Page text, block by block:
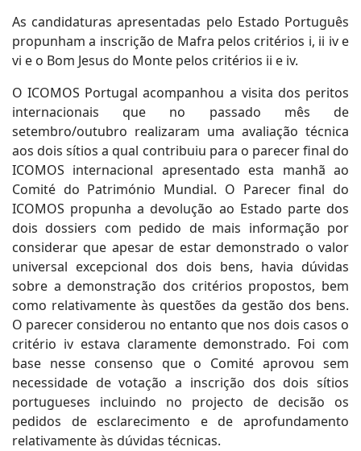
As candidaturas apresentadas pelo Estado Português
propunham a inscrição de Mafra pelos critérios i, ii iv e
vi e o Bom Jesus do Monte pelos critérios ii e iv.
O ICOMOS Portugal acompanhou a visita dos peritos
internacionais que no passado mês de
setembro/outubro realizaram uma avaliação técnica
aos dois sítios a qual contribuiu para o parecer final do
ICOMOS internacional apresentado esta manhã ao
Comité do Património Mundial. O Parecer final do
ICOMOS propunha a devolução ao Estado parte dos
dois dossiers com pedido de mais informação por
considerar que apesar de estar demonstrado o valor
universal excepcional dos dois bens, havia dúvidas
sobre a demonstração dos critérios propostos, bem
como relativamente às questões da gestão dos bens.
O parecer considerou no entanto que nos dois casos o
critério iv estava claramente demonstrado. Foi com
base nesse consenso que o Comité aprovou sem
necessidade de votação a inscrição dos dois sítios
portugueses incluindo no projecto de decisão os
pedidos de esclarecimento e de aprofundamento
relativamente às dúvidas técnicas.